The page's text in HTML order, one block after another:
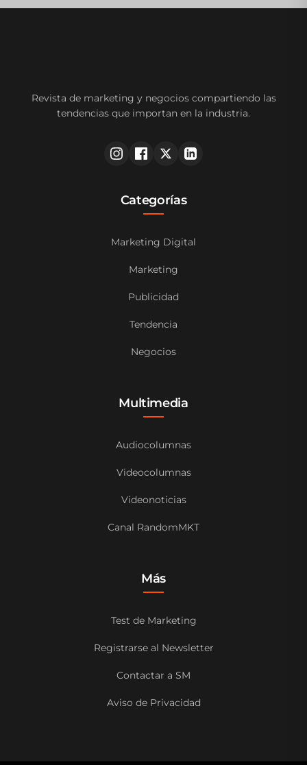
Revista de marketing y negocios compartiendo las
tendencias que importan en la industria.
Categorías
Marketing Digital
Marketing
Publicidad
Tendencia
Negocios
Multimedia
Audiocolumnas
Videocolumnas
Videonoticias
Canal RandomMKT
Más
Test de Marketing
Registrarse al Newsletter
Contactar a SM
Aviso de Privacidad